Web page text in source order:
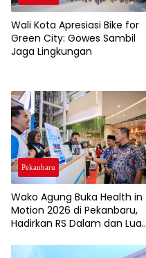
Wali Kota Apresiasi Bike for
Green City: Gowes Sambil
Jaga Lingkungan
Pekanbaru
Wako Agung Buka Health in
Motion 2026 di Pekanbaru,
Hadirkan RS Dalam dan Luar
Kesehatan Masyarakat